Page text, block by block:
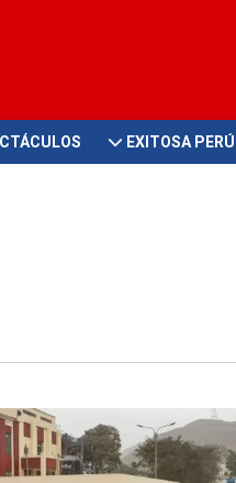
EXITOSA PERÚ
5 mil postulantes